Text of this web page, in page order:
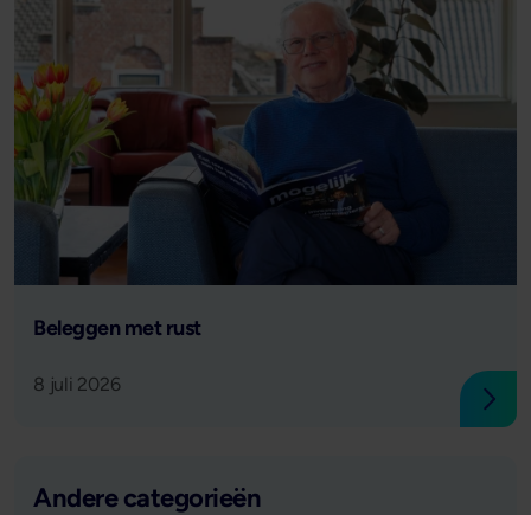
Lees verder
Beleggen met rust
8 juli 2026
Andere categorieën